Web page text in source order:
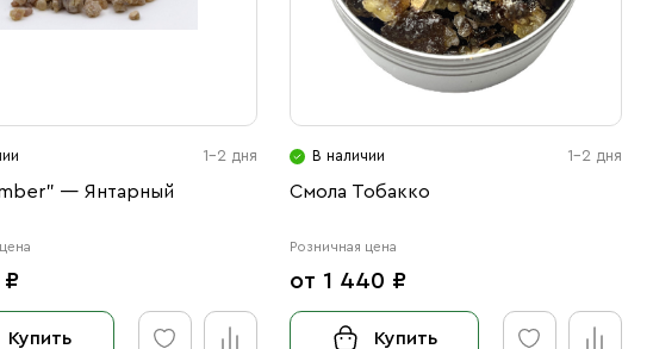
1-2 дня
— Янтарный
₽
Купить
В наличии 1-2 дня
Смола Тобакко
Розничная цена
от 1 440 ₽
Купить